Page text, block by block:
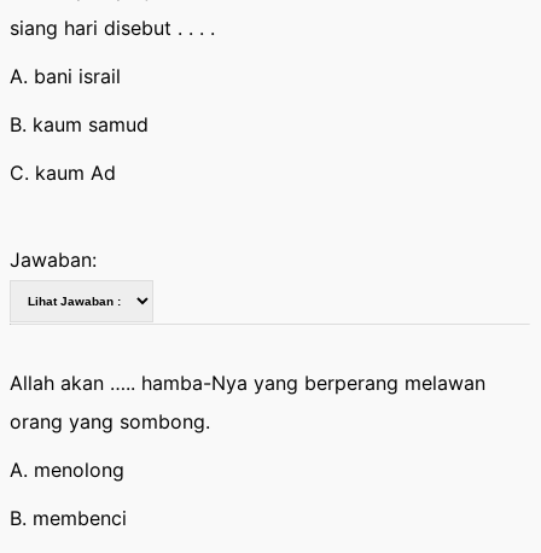
siang hari disebut . . . .
A. bani israil
B. kaum samud
C. kaum Ad
Jawaban:
Allah akan ….. hamba-Nya yang berperang melawan
orang yang sombong.
A. menolong
B. membenci